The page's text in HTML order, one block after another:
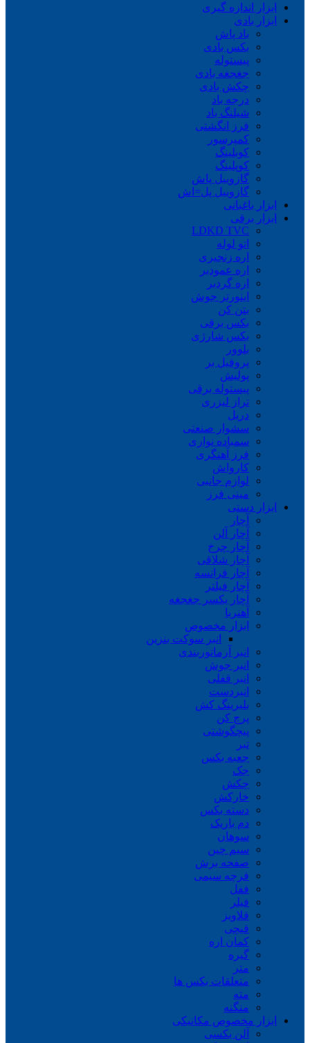
ابزار اندازه گیری
ابزار بادی
باد پاش
بکس بادی
پیستوله
جغجغه بادی
چکش بادی
درجه باد
شیلنگ باد
فرز انگشتی
کمپرسور
کوبلینگ
کوپلینگ
گازوییل پاش
گازوییل پل=اش
ابزار باغبانی
ابزار برقی
LDKD TVC
اتو لوله
اره زنجیری
اره عمودبر
اره گردبر
اینورتر جوش
بتن کن
بکس برقی
بکس شارژی
بلوور
پروفیل بر
پولیش
پیستوله برقی
تراز لیزری
دریل
سشوار صنعتی
سمباده نواری
فرز آهنگری
کارواش
لوازم جانبی
مینی فرز
ابزار دستی
آچار
آچار آلن
آچار چرخ
آچار شلاقی
آچار فرانسه
آچار فیلتر
آچار یکسر جغجغه
آهنربا
ابزار مخصوص
انبر سوکت بنزین
انبر آرماتوربندی
انبر جوش
انبر قفلی
انبردست
بلبرینگ کش
پرچ کن
پیچگوشتی
تبر
جعبه بکس
جک
چکش
خارکش
دسته بکس
دم باریک
سوهان
سیم چین
صفحه برش
فرچه سیمی
ففل
فیلر
قلاویز
قیچی
کمان اره
گیره
متر
متعلقات بکس ها
مته
منگنه
ابزار مخصوص مکانیکی
آلن بکسی